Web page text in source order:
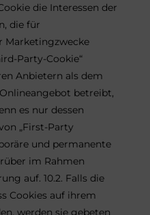
die Interessen der
die für
Marketingzwecke
Party-Cookie“
Anbietern als dem
betreibt,
es nur dessen
„First-Party
und permanente
im Rahmen
auf. 10.2. Falls die
Cookies auf ihrem
werden sie gebeten